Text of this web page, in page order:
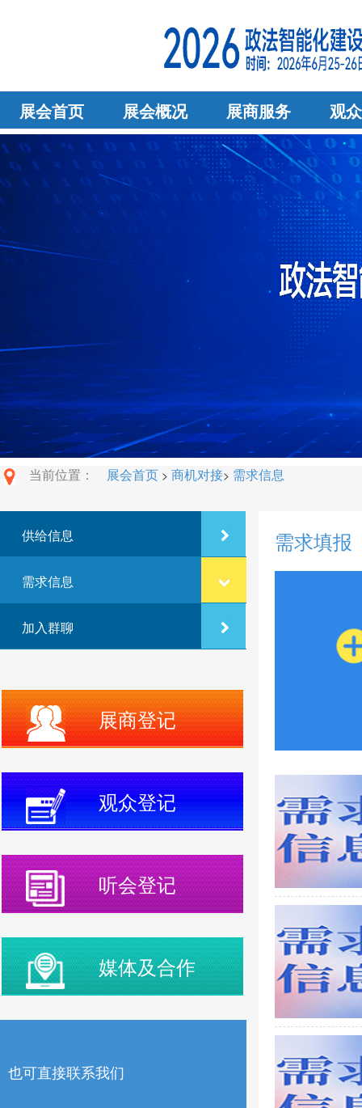
展会首页 展会概况 展商服务 观
当前位置： 展会首页 > 商机对接> 需求信息
供给信息
需求信息
加入群聊
展商登记
观众登记
听会登记
媒体及合作
也可直接联系我们
需求填报